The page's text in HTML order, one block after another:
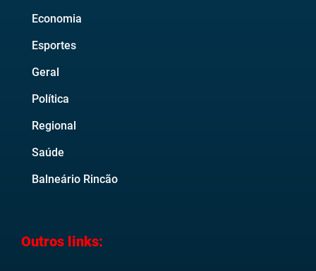
Economia
Esportes
Geral
Política
Regional
Saúde
Balneário Rincão
Outros links: